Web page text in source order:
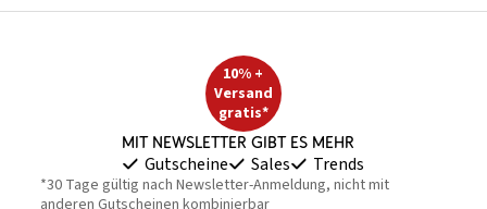
10% +
Versand
gratis*
Mit Newsletter gibt es mehr
Gutscheine Sales Trends
*30 Tage gültig nach Newsletter-Anmeldung, nicht mit